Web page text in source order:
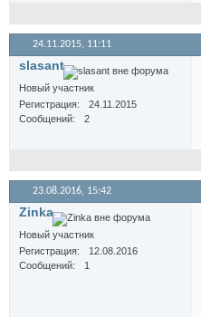
24.11.2015, 11:11
slasant
Новый участник
Регистрация
24.11.2015
Сообщений
2
23.08.2016, 15:42
Zinka
Новый участник
Регистрация
12.08.2016
Сообщений
1